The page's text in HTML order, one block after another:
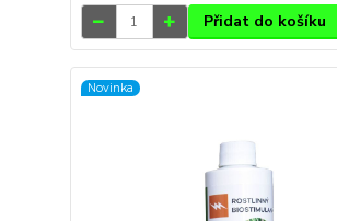
Přidat do košíku
Novinka